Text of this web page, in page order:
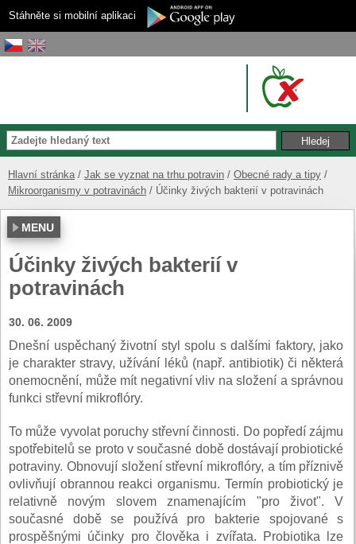
Stáhněte si mobilní aplikaci
Hlavní stránka Jak se vyznat na trhu potravin
Obecné rady a tipy
Mikroorganismy v potravinách
Účinky živých bakterií v potravinách
MENU
Účinky živých bakterií v
potravinách
30. 06. 2009
Dnešní uspěchaný životní styl spolu s dalšími faktory, jako
je charakter stravy, užívání léků (např. antibiotik) či některá
onemocnění, může mít negativní vliv na složení a správnou
funkci střevní mikroflóry.
To může vyvolat poruchy střevní činnosti. Do popředí zájmu
spotřebitelů se proto v současné době dostávají probiotické
potraviny. Obnovují složení střevní mikroflóry, a tím příznivě
ovlivňují obrannou reakci organismu. Termín probiotický je
relativně novým slovem znamenajícím "pro život". V
současné době se používá pro bakterie spojované s
prospěšnými účinky pro člověka i zvířata. Probiotika lze